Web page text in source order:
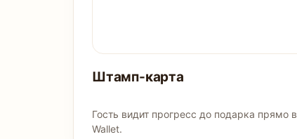
Штамп-карта
Гость видит прогресс до подарка прямо в
Wallet.